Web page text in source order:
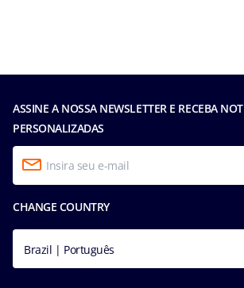
ASSINE A NOSSA NEWSLETTER E RECEBA
PERSONALIZADAS
CHANGE COUNTRY
Brazil | Português